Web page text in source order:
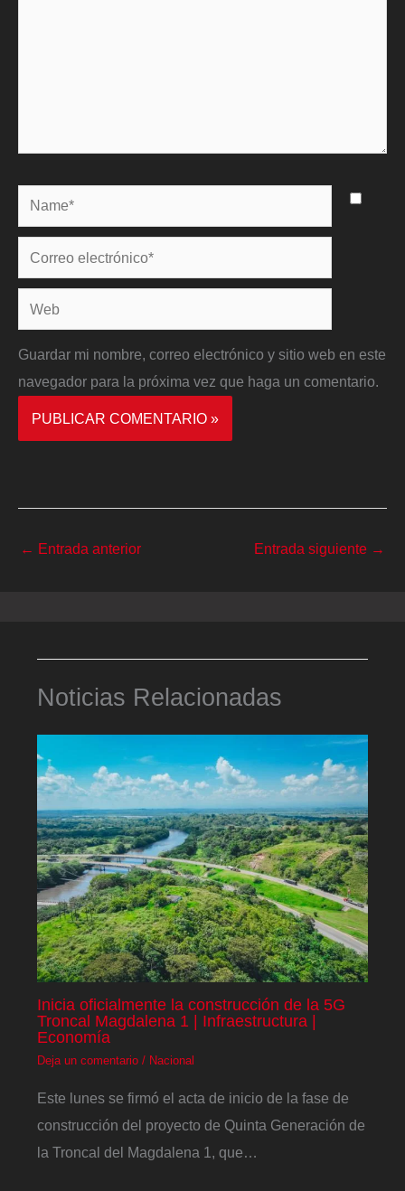
Name*
Correo
electrónico*
Web
Guardar mi nombre, correo electrónico y sitio web en este
navegador para la próxima vez que haga un comentario.
← Entrada anterior Entrada siguiente →
Noticias Relacionadas
Inicia oficialmente la construcción de la 5G
Troncal Magdalena 1 | Infraestructura |
Economía
Deja un comentario / Nacional
Este lunes se firmó el acta de inicio de la fase de
construcción del proyecto de Quinta Generación de
la Troncal del Magdalena 1, que…